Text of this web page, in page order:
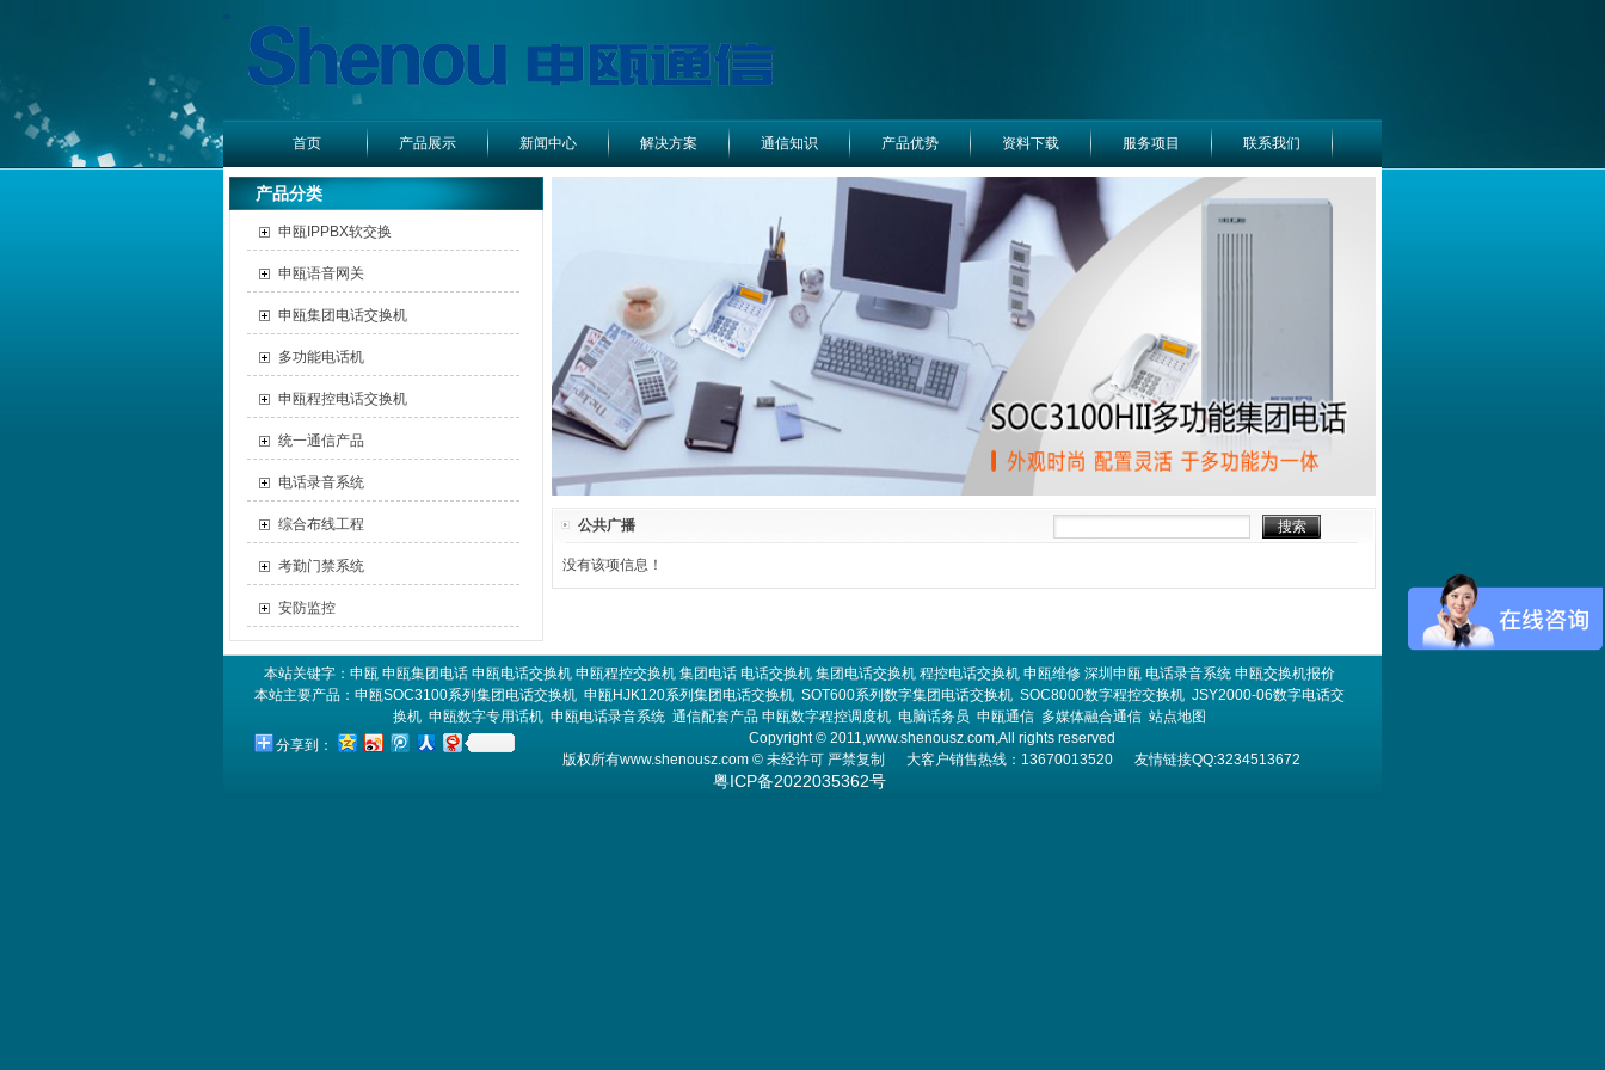
首页 产品展示 新闻中心 解决方案 通信知识 产品优势 资料下载 服务项目 联系我们
公共广播
没有该项信息！
产品分类
申瓯IPPBX软交换
申瓯语音网关
申瓯集团电话交换机
多功能电话机
申瓯程控电话交换机
统一通信产品
电话录音系统
综合布线工程
考勤门禁系统
安防监控
本站关键字： 申瓯 申瓯集团电话 申瓯电话交换机 申瓯程控交换机 集团电话 电话交换机 集团电话交换机 程控电话交换机 申瓯维修 深圳申瓯 电话录音系统 申瓯交换机报价
本站主要产品： 申瓯SOC3100系列集团电话交换机 申瓯HJK120系列集团电话交换机 SOT600系列数字集团电话交换机 SOC8000数字程控交换机 JSY2000-06数字电话交
换机 申瓯数字专用话机 申瓯电话录音系统 通信配套产品 申瓯数字程控调度机 电脑话务员 申瓯通信 多媒体融合通信 站点地图
分享到：
Copyright © 2011,www.shenousz.com,All rights reserved
版权所有www.shenousz.com © 未经许可 严禁复制 大客户销售热线：13670013520 友情链接QQ:3234513672
粤ICP备2022035362号